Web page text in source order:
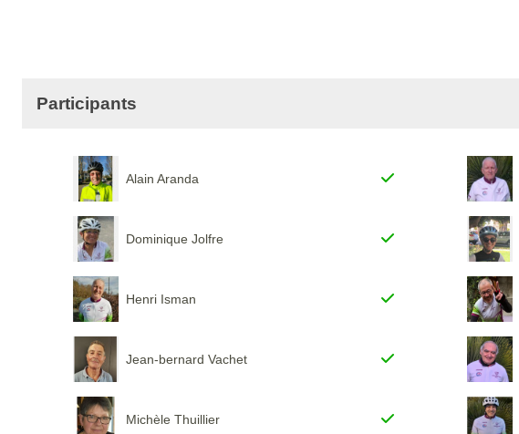
Participants
Alain Aranda
Dominique Jolfre
Henri Isman
Jean-bernard Vachet
Michèle Thuillier